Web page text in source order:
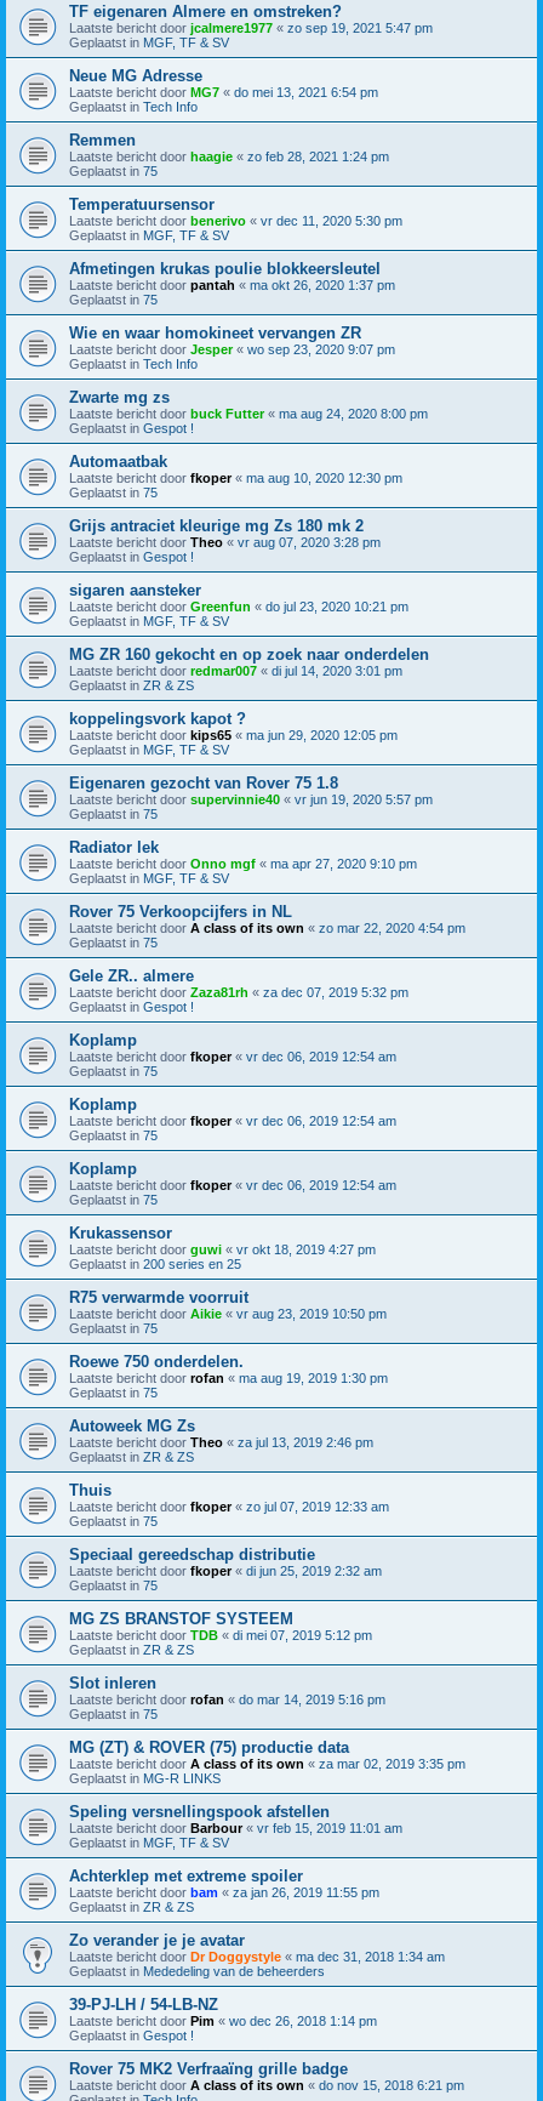
TF eigenaren Almere en omstreken?
Laatste bericht door jcalmere1977 « zo sep 19, 2021 5:47 pm
Geplaatst in MGF, TF & SV
Neue MG Adresse
Laatste bericht door MG7 « do mei 13, 2021 6:54 pm
Geplaatst in Tech Info
Remmen
Laatste bericht door haagie « zo feb 28, 2021 1:24 pm
Geplaatst in 75
Temperatuursensor
Laatste bericht door benerivo « vr dec 11, 2020 5:30 pm
Geplaatst in MGF, TF & SV
Afmetingen krukas poulie blokkeersleutel
Laatste bericht door pantah « ma okt 26, 2020 1:37 pm
Geplaatst in 75
Wie en waar homokineet vervangen ZR
Laatste bericht door Jesper« wo sep 23, 2020 9:07 pm
Geplaatst in Tech Info
Zwarte mg zs
Laatste bericht door buck Futter« ma aug 24, 2020 8:00 pm
Geplaatst in Gespot !
Automaatbak
Laatste bericht door fkoper« ma aug 10, 2020 12:30 pm
Geplaatst in 75
Grijs antraciet kleurige mg Zs 180 mk 2
Laatste bericht door Theo « vr aug 07, 2020 3:28 pm
Geplaatst in Gespot !
sigaren aansteker
Laatste bericht door Greenfun « do jul 23, 2020 10:21 pm
Geplaatst in MGF, TF & SV
MG ZR 160 gekocht en op zoek naar onderdelen
Laatste bericht door redmar007 « di jul 14, 2020 3:01 pm
Geplaatst in ZR & ZS
koppelingsvork kapot ?
Laatste bericht door kips65 « ma jun 29, 2020 12:05 pm
Geplaatst in MGF, TF & SV
Eigenaren gezocht van Rover 75 1.8
Laatste bericht door supervinnie40 « vr jun 19, 2020 5:57 pm
Geplaatst in 75
Radiator lek
Laatste bericht door Onno mgf « ma apr 27, 2020 9:10 pm
Geplaatst in MGF, TF & SV
Rover 75 Verkoopcijfers in NL
Laatste bericht door A class of its own « zo mar 22, 2020 4:54 pm
Geplaatst in 75
Gele ZR.. almere
Laatste bericht door Zaza81rh « za dec 07, 2019 5:32 pm
Geplaatst in Gespot !
Koplamp
Laatste bericht door fkoper« vr dec 06, 2019 12:54 am
Geplaatst in 75
Koplamp
Laatste bericht door fkoper« vr dec 06, 2019 12:54 am
Geplaatst in 75
Koplamp
Laatste bericht door fkoper« vr dec 06, 2019 12:54 am
Geplaatst in 75
Krukassensor
Laatste bericht door guwi « vr okt 18, 2019 4:27 pm
Geplaatst in 200 series en 25
R75 verwarmde voorruit
Laatste bericht door Aikie « vr aug 23, 2019 10:50 pm
Geplaatst in 75
Roewe 750 onderdelen.
Laatste bericht door rofan « ma aug 19, 2019 1:30 pm
Geplaatst in 75
Autoweek MG Zs
Laatste bericht door Theo « za jul 13, 2019 2:46 pm
Geplaatst in ZR & ZS
Thuis
Laatste bericht door fkoper« zo jul 07, 2019 12:33 am
Geplaatst in 75
Speciaal gereedschap distributie
Laatste bericht door fkoper« di jun 25, 2019 2:32 am
Geplaatst in 75
MG ZS BRANSTOF SYSTEEM
Laatste bericht door TDB « di mei 07, 2019 5:12 pm
Geplaatst in ZR & ZS
Slot inleren
Laatste bericht door rofan « do mar 14, 2019 5:16 pm
Geplaatst in 75
MG (ZT) & ROVER (75) productie data
Laatste bericht door A class of its own « za mar 02, 2019 3:35 pm
Geplaatst in MG-R LINKS
Speling versnellingspook afstellen
Laatste bericht door Barbour« vr feb 15, 2019 11:01 am
Geplaatst in MGF, TF & SV
Achterklep met extreme spoiler
Laatste bericht door bam « za jan 26, 2019 11:55 pm
Geplaatst in ZR & ZS
Zo verander je je avatar
Laatste bericht door Dr Doggystyle « ma dec 31, 2018 1:34 am
Geplaatst in Mededeling van de beheerders
39-PJ-LH / 54-LB-NZ
Laatste bericht door Pim « wo dec 26, 2018 1:14 pm
Geplaatst in Gespot !
Rover 75 MK2 Verfraaïng grille badge
Laatste bericht door A class of its own « do nov 15, 2018 6:21 pm